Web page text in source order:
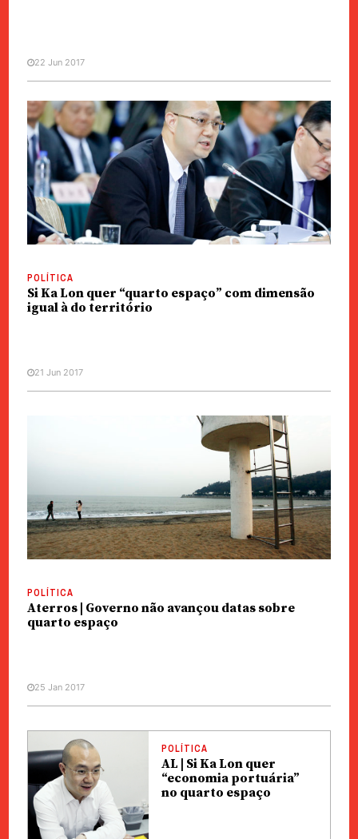
SOCIEDADE
Quarto espaço de Macau envolto
em sombras
22 Jun 2017
POLÍTICA
Si Ka Lon quer “quarto espaço” com dimensão
igual à do território
21 Jun 2017
POLÍTICA
Aterros | Governo não avançou datas sobre
quarto espaço
25 Jan 2017
POLÍTICA
AL | Si Ka Lon quer
“economia portuária”
no quarto espaço